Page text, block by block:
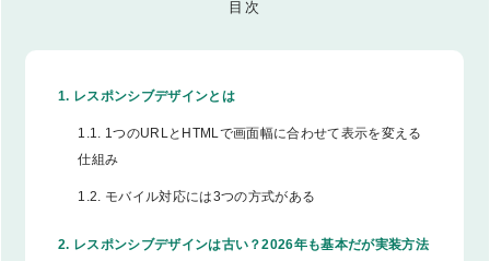
1. レスポンシブデザインとは
1.1. 1つのURLとHTMLで画面幅に合わせて表示を変える
仕組み
1.2. モバイル対応には3つの方式がある
2. レスポンシブデザインは古い？2026年も基本だが実装方法